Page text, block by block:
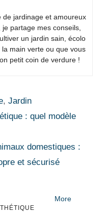
de jardinage et amoureux
partage mes conseils,
un jardin sain, écolo
main verte ou que vous
petit coin de verdure !
,Jardin
: quel modèle
domestiques :
et sécurisé
More